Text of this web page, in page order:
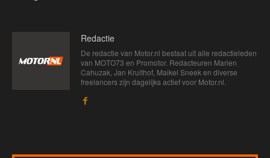
Redactie
De redactie van Motor.nl bestaat uit alle redactieleden
van MOTO73 en Promotor. Redacteuren Marien
Cahuzak, Jan Kruithof, Maikel Sneek en diverse
freelancers zijn dagelijks actief voor Motor.nl.